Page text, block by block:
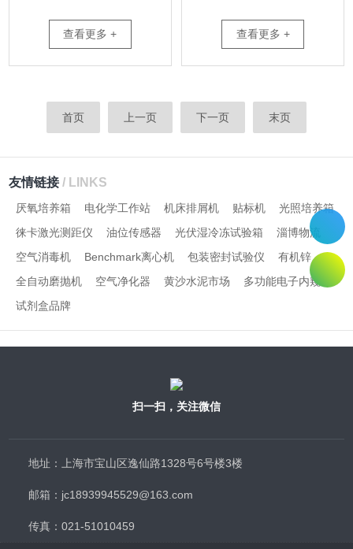
查看更多 + 查看更多 +
首页 上一页 下一页 末页
友情链接/ LINKS
厌氧培养箱 电化学工作站 机床排屑机 贴标机
光照培养箱
徕卡激光测距仪
油位传感器 光伏湿冷冻试验箱
淄博物流
空气消毒机
Benchmark离心机 包装密封试验仪
有机锌
全自动磨抛机
空气净化器 黄沙水泥市场
多功能电子内窥镜
试剂盒品牌
扫一扫，关注微信
地址：上海市宝山区逸仙路1328号6号楼3楼
邮箱：jc18939945529@163.com
传真：021-51010459